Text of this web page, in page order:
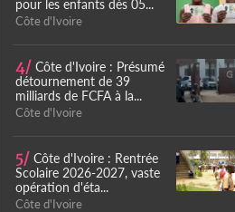
pour les enfants dès 05...
Côte d'Ivoire
4/ Côte d'Ivoire : Présumé
détournement de 39
milliards de FCFA à la...
Côte d'Ivoire
5/ Côte d'Ivoire : Rentrée
Scolaire 2026-2027, vaste
opération d'éta...
Côte d'Ivoire